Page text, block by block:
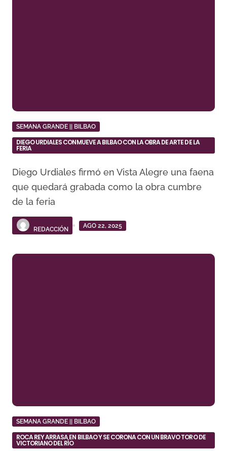
SEMANA GRANDE || BILBAO
DIEGO URDIALES CONMUEVE A BILBAO CON LA OBRA DE ARTE DE LA
FERIA
Diego Urdiales firmó en Vista Alegre una faena
que quedará grabada como la obra cumbre
de la feria
REDACCIÓN
AGO 22, 2025
SEMANA GRANDE || BILBAO
ROCA REY ARRASA EN BILBAO Y SE CORONA CON UN BRAVO TORO DE
VICTORIANO DEL RÍO